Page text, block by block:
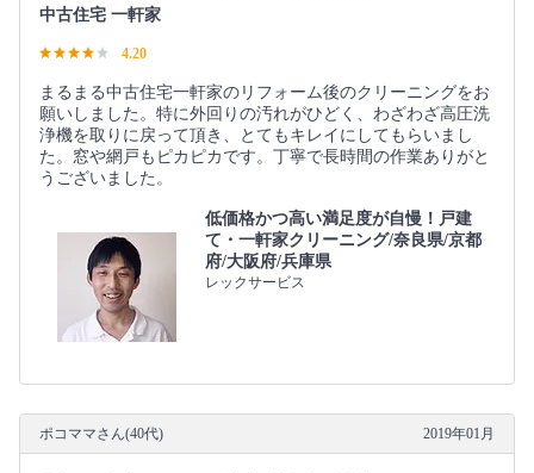
中古住宅 一軒家
4.20
まるまる中古住宅一軒家のリフォーム後のクリーニングをお
願いしました。特に外回りの汚れがひどく、わざわざ高圧洗
浄機を取りに戻って頂き、とてもキレイにしてもらいまし
た。窓や網戸もピカピカです。丁寧で長時間の作業ありがと
うございました。
低価格かつ高い満足度が自慢！戸建
て・一軒家クリーニング/奈良県/京都
府/大阪府/兵庫県
レックサービス
ポコママさん(40代) 2019年01月